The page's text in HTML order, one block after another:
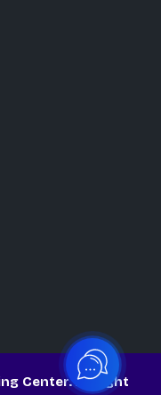
Center. All right